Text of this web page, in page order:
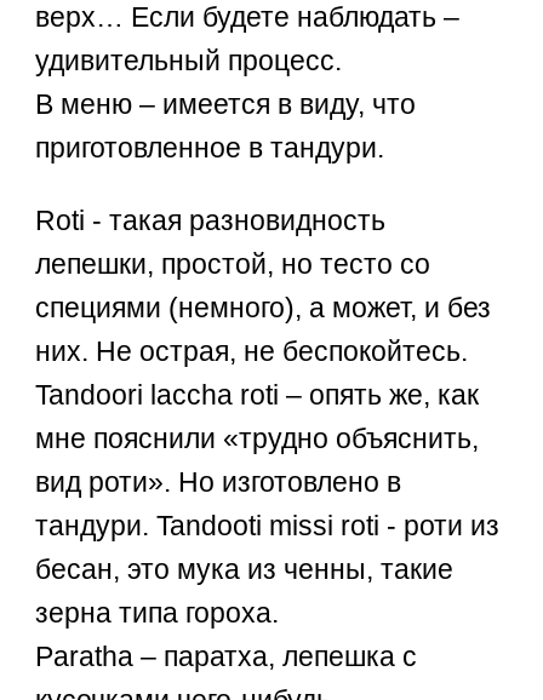
верх… Если будете наблюдать –
удивительный процесс.
В меню – имеется в виду, что
приготовленное в тандури.
Roti - такая разновидность
лепешки, простой, но тесто со
специями (немного), а может, и без
них. Не острая, не беспокойтесь.
Tandoori laccha roti – опять же, как
мне пояснили «трудно объяснить,
вид роти». Но изготовлено в
тандури. Tandooti missi roti - роти из
бесан, это мука из ченны, такие
зерна типа гороха.
Paratha – паратха, лепешка с